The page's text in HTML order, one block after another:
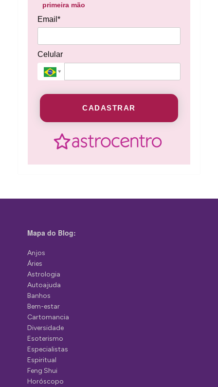
primeira mão
Email*
Celular
CADASTRAR
Mapa do Blog:
Anjos
Áries
Astrologia
Autoajuda
Banhos
Bem-estar
Cartomancia
Diversidade
Esoterismo
Especialistas
Espiritual
Feng Shui
Horóscopo